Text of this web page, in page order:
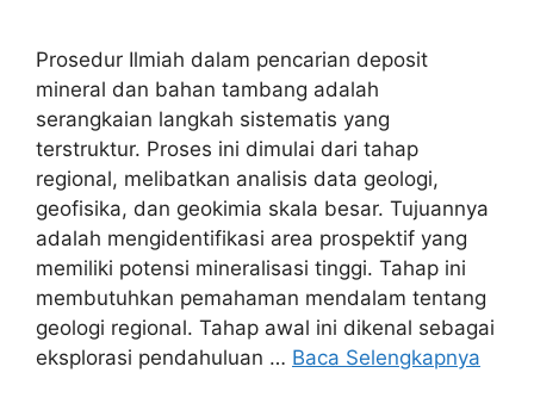
Prosedur Ilmiah dalam pencarian deposit
mineral dan bahan tambang adalah
serangkaian langkah sistematis yang
terstruktur. Proses ini dimulai dari tahap
regional, melibatkan analisis data geologi,
geofisika, dan geokimia skala besar. Tujuannya
adalah mengidentifikasi area prospektif yang
memiliki potensi mineralisasi tinggi. Tahap ini
membutuhkan pemahaman mendalam tentang
geologi regional. Tahap awal ini dikenal sebagai
eksplorasi pendahuluan … Baca Selengkapnya